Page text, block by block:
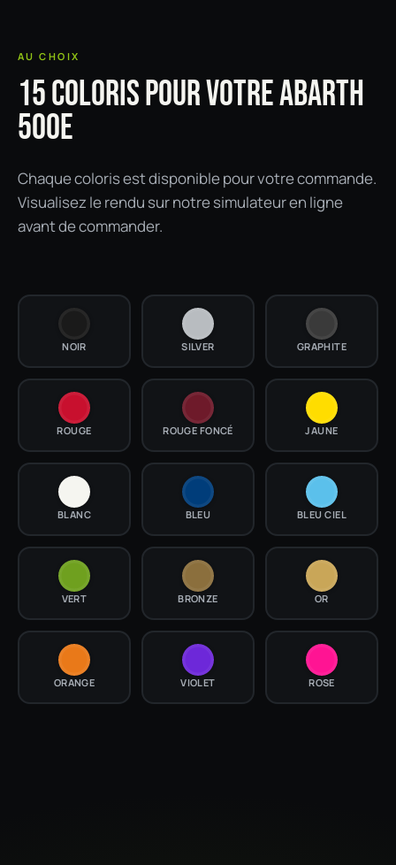
AU CHOIX
15 COLORIS POUR VOTRE ABARTH
500E
Chaque coloris est disponible pour votre commande.
Visualisez le rendu sur notre simulateur en ligne
avant de commander.
NOIR SILVER GRAPHITE
ROUGE ROUGE FONCÉ JAUNE
BLANC BLEU BLEU CIEL
VERT BRONZE OR
ORANGE VIOLET ROSE